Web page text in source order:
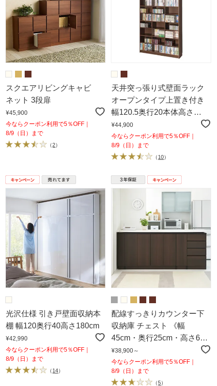
スクエアリビングキャビ
ネット 3段扉
¥45,900
今ならクーポン利用で5％OFF｜
8/9（日）まで
（2）
天井突っ張り式壁面ラック
オープンタイプ上置き付き
幅120.5奥行20本体高さ
235cm
¥44,900
今ならクーポン利用で5％OFF｜
8/9（日）まで
（ 10）
光沢仕様 引き戸壁面収納本
棚 幅120奥行40高さ180cm
¥42,990
今ならクーポン利用で5％OFF｜
8/9（日）まで
（ 14）
配線すっきりカウンター下
収納庫 チェスト 《幅
45cm・奥行25cm・高さ60
～103cm／高さ1cm単位オー
ダー》
¥38,900～
今ならクーポン利用で5％OFF｜
8/9（日）まで
（5）